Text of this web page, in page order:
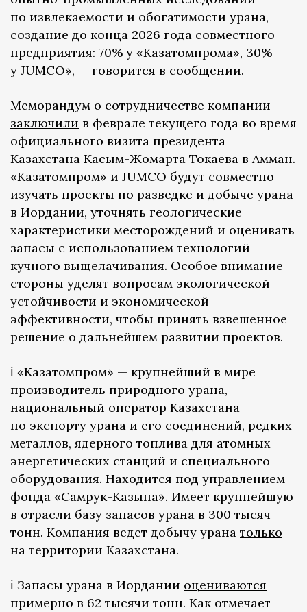
по извлекаемости и обогатимости урана,
создание до конца 2026 года совместного
предприятия: 70% у «Казатомпрома», 30%
у JUMCO», — говорится в сообщении.
Меморандум о сотрудничестве компании
заключили в феврале текущего года во время
официального визита президента
Казахстана Касым-Жомарта Токаева в Амман.
«Казатомпром» и JUMCO будут совместно
изучать проекты по разведке и добыче урана
в Иордании, уточнять геологические
характеристики месторождений и оценивать
запасы с использованием технологий
кучного выщелачивания. Особое внимание
стороны уделят вопросам экологической
устойчивости и экономической
эффективности, чтобы принять взвешенное
решение о дальнейшем развитии проектов.
ℹ️ «Казатомпром» — крупнейший в мире
производитель природного урана,
национальный оператор Казахстана
по экспорту урана и его соединений, редких
металлов, ядерного топлива для атомных
энергетических станций и специального
оборудования. Находится под управлением
фонда «Самрук-Казына». Имеет крупнейшую
в отрасли базу запасов урана в 300 тысяч
тонн. Компания ведет добычу урана только
на территории Казахстана.
ℹ️ Запасы урана в Иордании оцениваются
примерно в 62 тысячи тонн. Как отмечает